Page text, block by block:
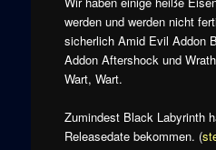
werden und werden nicht
sicherlich Amid Evil Addon
Addon Aftershock und
Wart, Wart.
Zumindest Black Labyrinth
Releasedate bekommen. (